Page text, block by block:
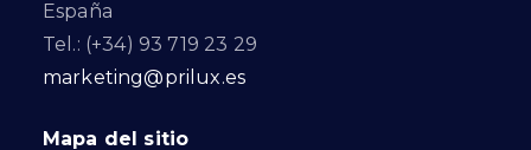
España
Tel.: (+34) 93 719 23 29
marketing@prilux.es
Mapa del sitio